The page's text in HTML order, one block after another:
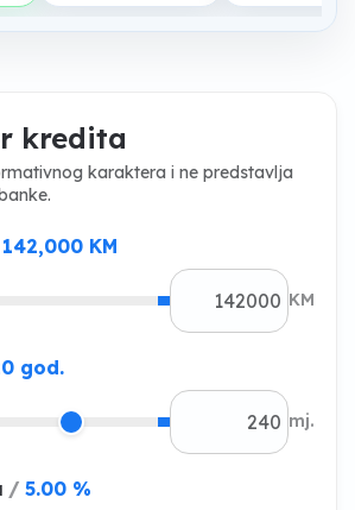
kredita
karaktera i ne predstavlja
142,000 KM
KM
god.
mj.
/ 5.00 %